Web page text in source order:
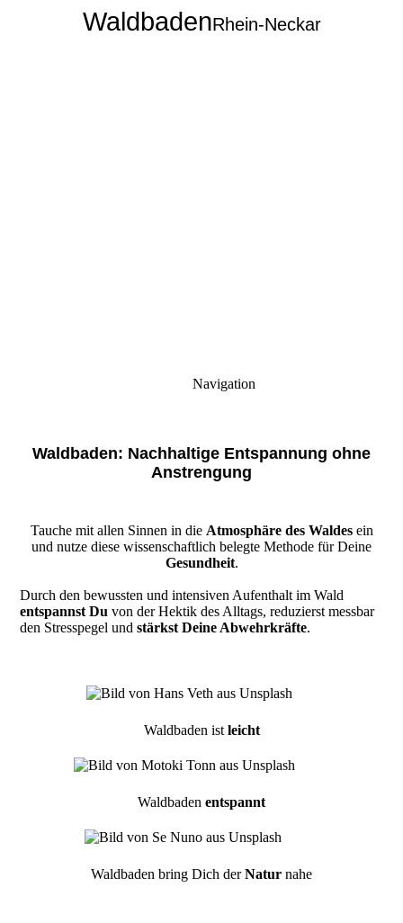
WaldbadenRhein-Neckar
Navigation
Waldbaden: Nachhaltige Entspannung ohne
Anstrengung
Tauche mit allen Sinnen in die Atmosphäre des Waldesein
und nutze diese wissenschaftlich belegte Methode für Deine
Gesundheit.
​Durch den bewussten und intensiven Aufenthalt im Wald
entspannst Du von der Hektik des Alltags, reduzierst messbar
den Stresspegel undstärkst Deine Abwehrkräfte.
Waldbaden ist leicht
Waldbaden entspannt
Waldbaden bring Dich derNatur nahe